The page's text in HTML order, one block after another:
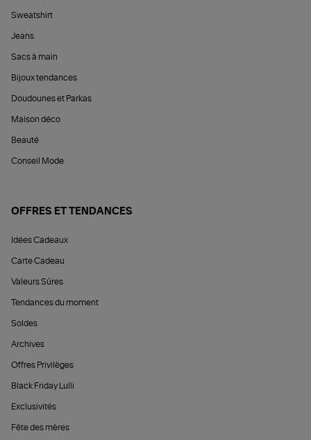
Sweatshirt
Jeans
Sacs à main
Bijoux tendances
Doudounes et Parkas
Maison déco
Beauté
Conseil Mode
OFFRES ET TENDANCES
Idées Cadeaux
Carte Cadeau
Valeurs Sûres
Tendances du moment
Soldes
Archives
Offres Privilèges
Black Friday Lulli
Exclusivités
Fête des mères